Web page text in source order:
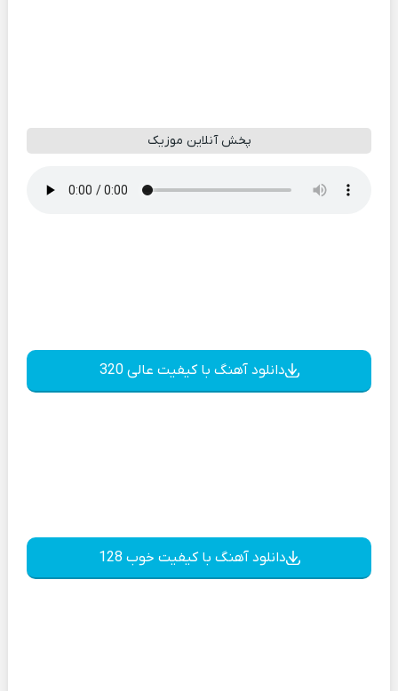
پخش آنلاین موزیک
دانلود آهنگ با کیفیت عالی 320
دانلود آهنگ با کیفیت خوب 128